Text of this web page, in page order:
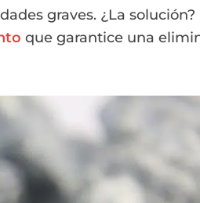
graves. ¿La
que garantice una